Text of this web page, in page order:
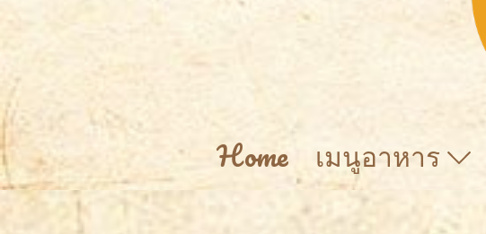
Home เมนูอาหาร